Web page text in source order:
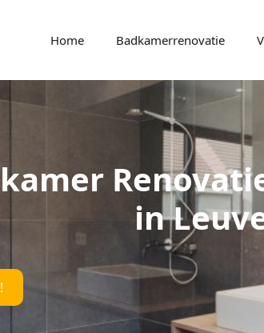
Home Badkamerrenovatie
in